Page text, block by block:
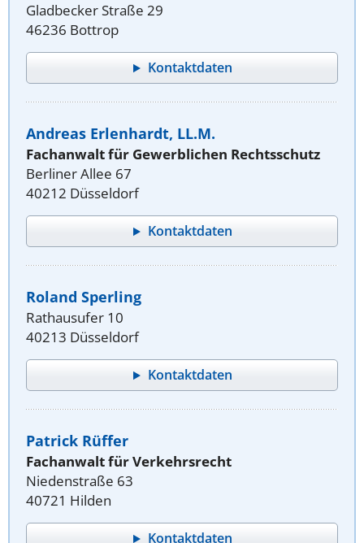
Gladbecker Straße 29
46236 Bottrop
Kontaktdaten
Andreas Erlenhardt, LL.M.
Fachanwalt für Gewerblichen Rechtsschutz
Berliner Allee 67
40212 Düsseldorf
Kontaktdaten
Roland Sperling
Rathausufer 10
40213 Düsseldorf
Kontaktdaten
Patrick Rüffer
Fachanwalt für Verkehrsrecht
Niedenstraße 63
40721 Hilden
Kontaktdaten